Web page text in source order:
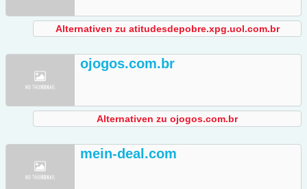
Alternativen zu atitudesdepobre.xpg.uol.com.br
ojogos.com.br
Alternativen zu ojogos.com.br
mein-deal.com